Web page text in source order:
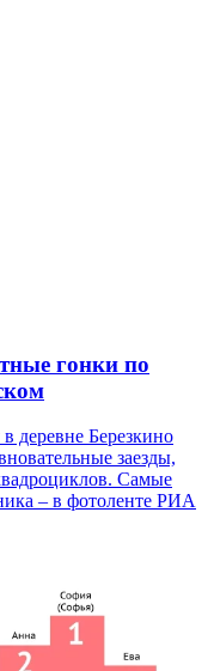
гонки по
деревне Березкино
заезды,
Самые
– в фотоленте РИА